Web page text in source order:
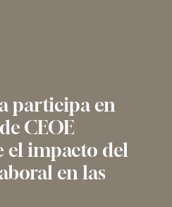
participa en
CEOE
el impacto del
en las